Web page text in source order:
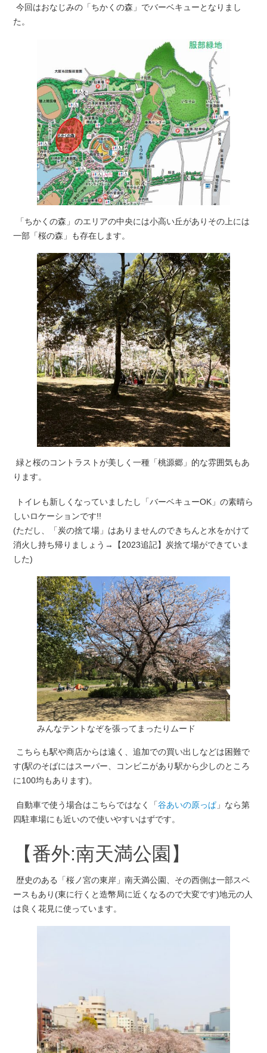
今回はおなじみの「ちかくの森」でバーベキューとなりまし
た。
「ちかくの森」のエリアの中央には小高い丘がありその上には
一部「桜の森」も存在します。
緑と桜のコントラストが美しく一種「桃源郷」的な雰囲気もあ
ります。
トイレも新しくなっていましたし「バーベキューOK」の素晴ら
しいロケーションです!!
(ただし、「炭の捨て場」はありませんのできちんと水をかけて
消火し持ち帰りましょう→【2023追記】炭捨て場ができていま
した)
みんなテントなぞを張ってまったりムード
こちらも駅や商店からは遠く、追加での買い出しなどは困難で
す(駅のそばにはスーパー、コンビニがあり駅から少しのところ
に100均もあります)。
自動車で使う場合はこちらではなく「谷あいの原っぱ」なら第
四駐車場にも近いので使いやすいはずです。
【番外:南天満公園】
歴史のある「桜ノ宮の東岸」南天満公園、その西側は一部スペ
ースもあり(東に行くと造幣局に近くなるので大変です)地元の人
は良く花見に使っています。